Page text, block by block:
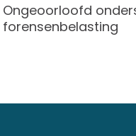
Ongeoorloofd
forensenbelasting